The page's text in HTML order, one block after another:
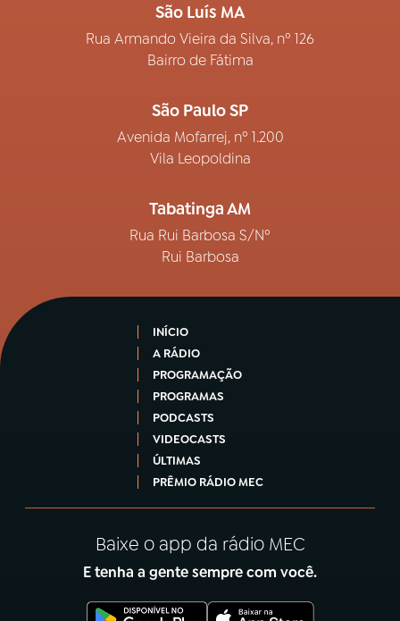
São Luís MA
Rua Armando Vieira da Silva, nº 126
Bairro de Fátima
São Paulo SP
Avenida Mofarrej, nº 1.200
Vila Leopoldina
Tabatinga AM
Rua Rui Barbosa S/Nº
Rui Barbosa
INÍCIO
A RÁDIO
PROGRAMAÇÃO
PROGRAMAS
PODCASTS
VIDEOCASTS
ÚLTIMAS
PRÊMIO RÁDIO MEC
Baixe o app da rádio MEC
E tenha a gente sempre com você.